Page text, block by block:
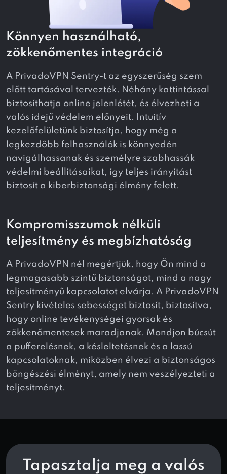
Könnyen használható,
zökkenőmentes integráció
A PrivadoVPN Sentry-t az egyszerűség szem
előtt tartásával tervezték. Néhány kattintással
biztosíthatja online jelenlétét, és élvezheti a
valós idejű védelem előnyeit. Intuitív
kezelőfelületünk biztosítja, hogy még a
legkezdőbb felhasználók is könnyedén
navigálhassanak és személyre szabhassák
védelmi beállításaikat, így teljes irányítást
biztosít a kiberbiztonsági élmény felett.
Kompromisszumok nélküli
teljesítmény és megbízhatóság
A PrivadoVPN nél megértjük, hogy Ön mind a
legmagasabb szintű biztonságot, mind a nagy
teljesítményű kapcsolatot elvárja. A PrivadoVPN
Sentry kivételes sebességet biztosít, biztosítva,
hogy online tevékenységei gyorsak és
zökkenőmentesek maradjanak. Mondjon búcsút
a pufferelésnek, a késleltetésnek és a lassú
kapcsolatoknak, miközben élvezi a biztonságos
böngészési élményt, amely nem veszélyezteti a
teljesítményt.
Tapasztalja meg a valós